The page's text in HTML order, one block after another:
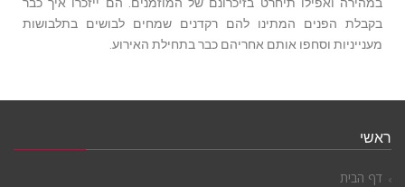
בקבלת הפנים המתינו להם רקדנים שמחים לבושים בתלבושות
מענייניות וסחפו אותם אחריהם כבר בתחילת האירוע.
ראשי
דף הבית